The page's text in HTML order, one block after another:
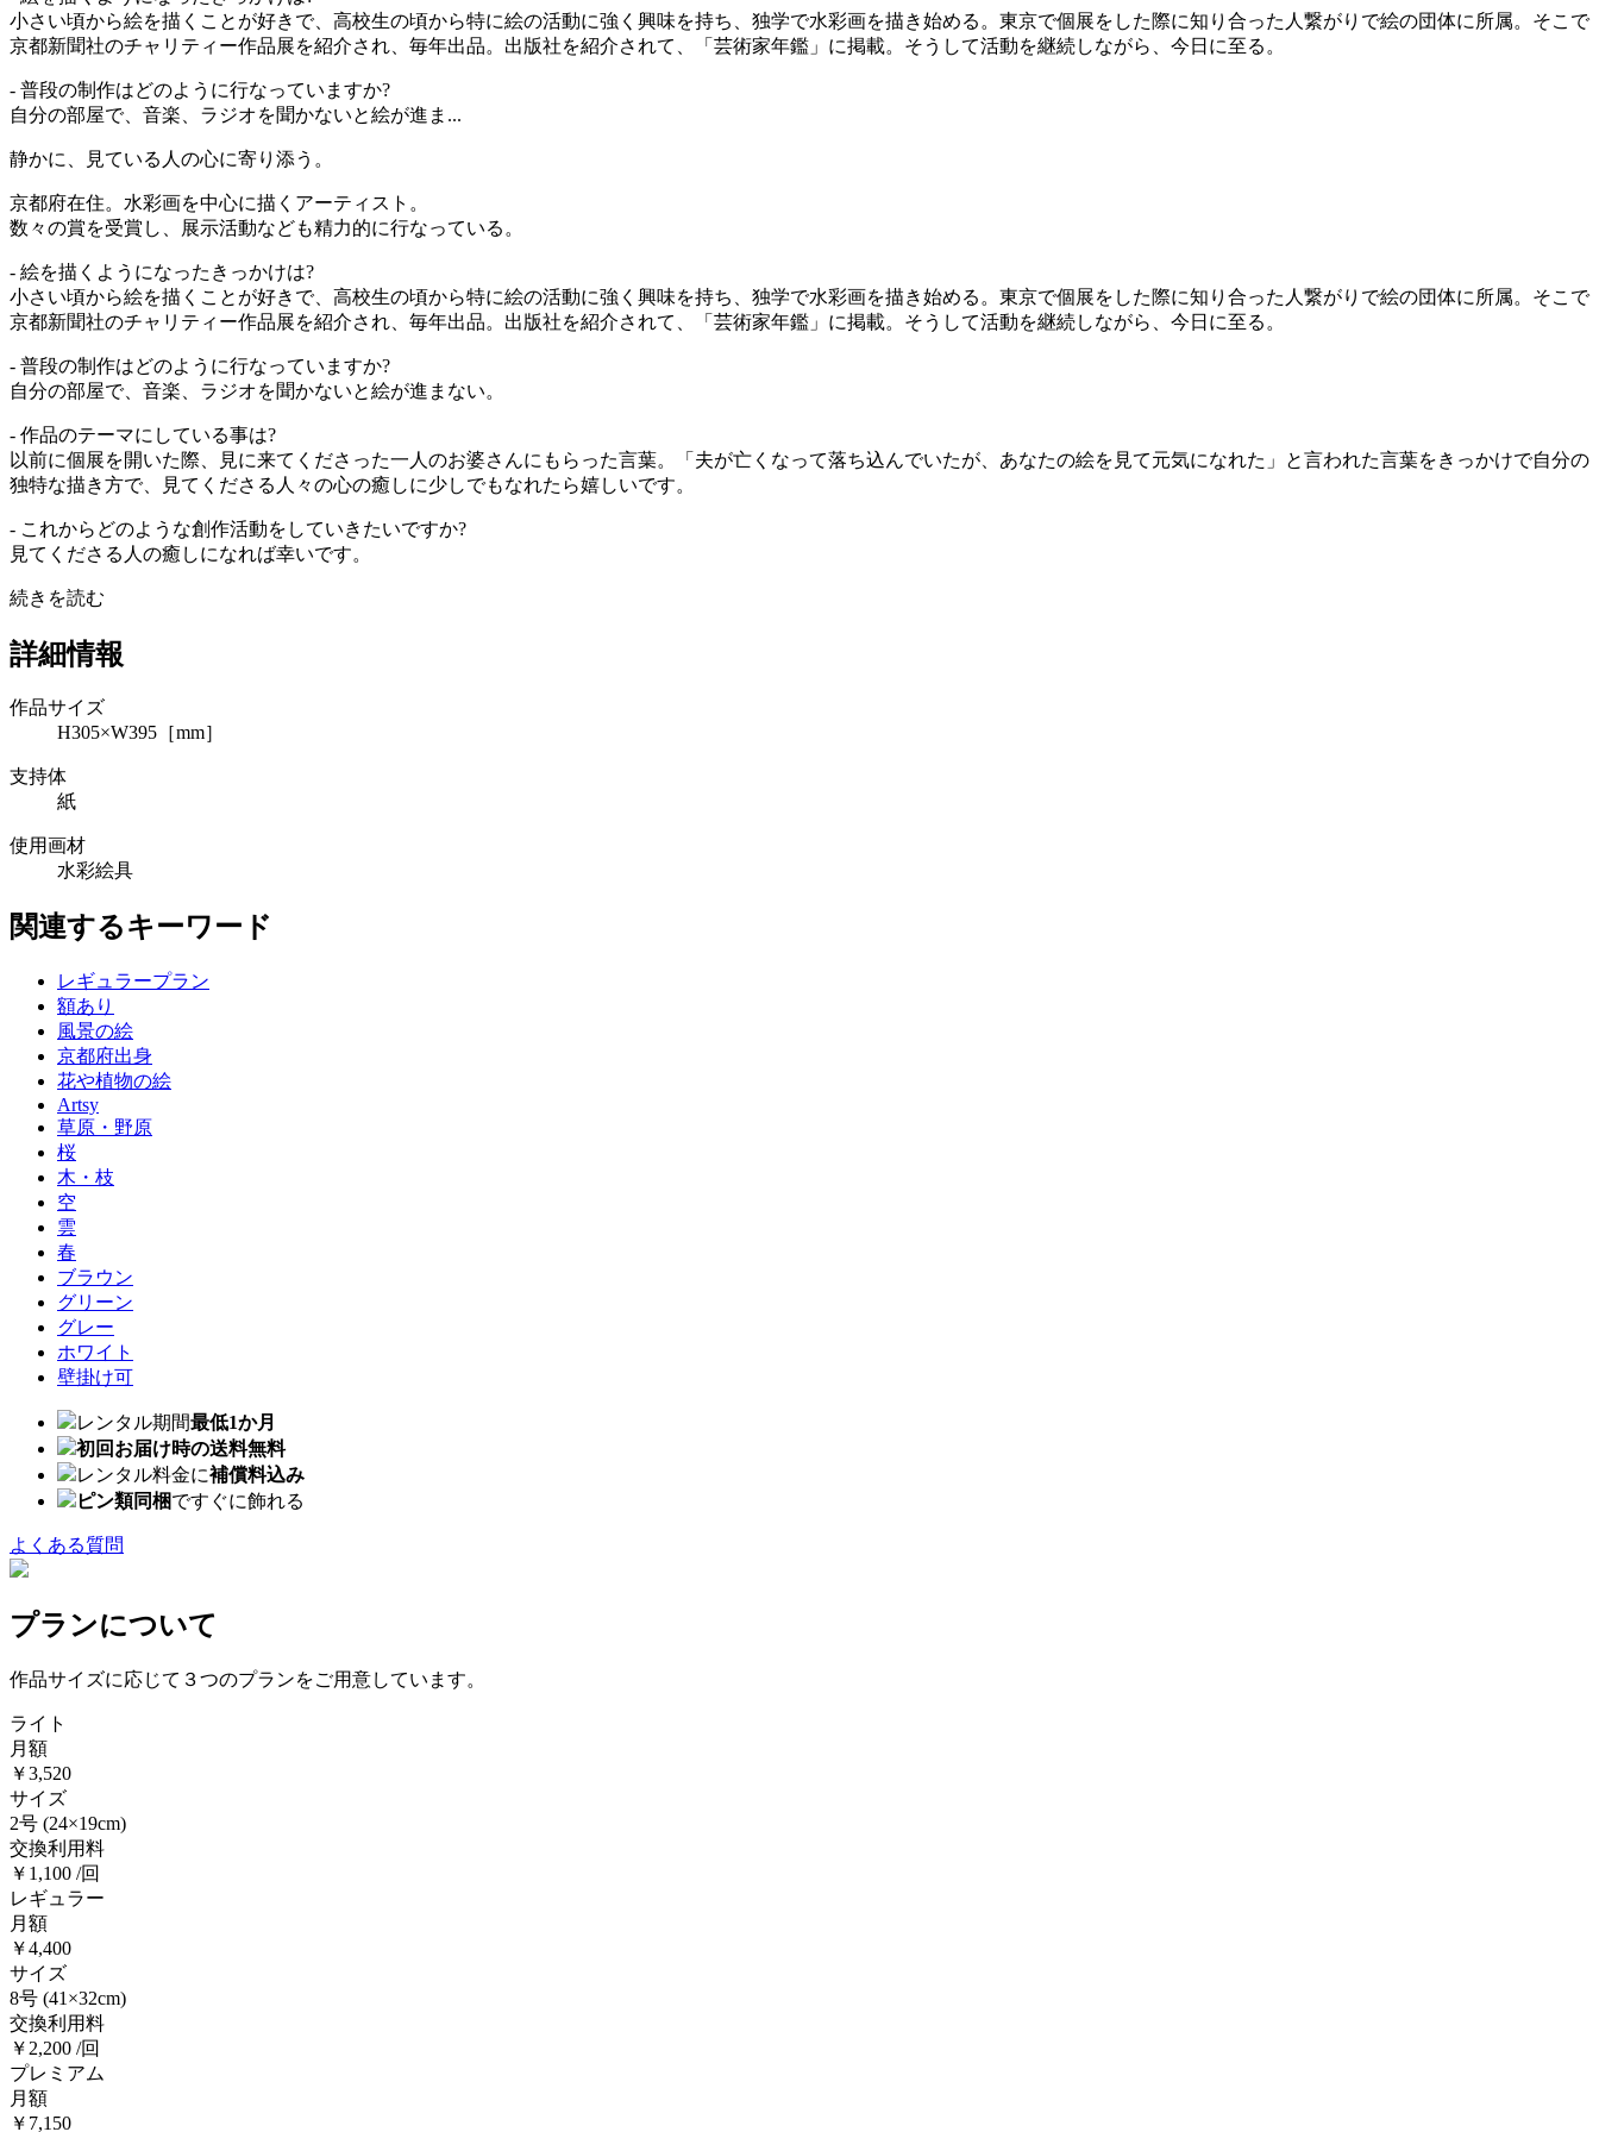
小さい頃から絵を描くことが好きで、高校生の頃から特に絵の活動に強く興味を持ち、独学で水彩画を描き始める。東京で個展をした際に知り合った人繋がりで絵の団体に所属。そこで
京都新聞社のチャリティー作品展を紹介され、毎年出品。出版社を紹介されて、「芸術家年鑑」に掲載。そうして活動を継続しながら、今日に至る。
- 普段の制作はどのように行なっていますか?
自分の部屋で、音楽、ラジオを聞かないと絵が進ま...
静かに、見ている人の心に寄り添う。
京都府在住。水彩画を中心に描くアーティスト。
数々の賞を受賞し、展示活動なども精力的に行なっている。
- 絵を描くようになったきっかけは?
小さい頃から絵を描くことが好きで、高校生の頃から特に絵の活動に強く興味を持ち、独学で水彩画を描き始める。東京で個展をした際に知り合った人繋がりで絵の団体に所属。そこで
京都新聞社のチャリティー作品展を紹介され、毎年出品。出版社を紹介されて、「芸術家年鑑」に掲載。そうして活動を継続しながら、今日に至る。
- 普段の制作はどのように行なっていますか?
自分の部屋で、音楽、ラジオを聞かないと絵が進まない。
- 作品のテーマにしている事は?
以前に個展を開いた際、見に来てくださった一人のお婆さんにもらった言葉。「夫が亡くなって落ち込んでいたが、あなたの絵を見て元気になれた」と言われた言葉をきっかけで自分の
独特な描き方で、見てくださる人々の心の癒しに少しでもなれたら嬉しいです。
- これからどのような創作活動をしていきたいですか?
見てくださる人の癒しになれば幸いです。
続きを読む
詳細情報
作品サイズ
H305×W395［mm］
支持体
紙
使用画材
水彩絵具
関連するキーワード
レギュラープラン
額あり
風景の絵
京都府出身
花や植物の絵
Artsy
草原・野原
桜
木・枝
空
雲
春
ブラウン
グリーン
グレー
ホワイト
壁掛け可
レンタル期間最低1か月
初回お届け時の送料無料
レンタル料金に補償料込み
ピン類同梱ですぐに飾れる
よくある質問
プランについて
作品サイズに応じて３つのプランをご用意しています。
ライト
月額
￥3,520
サイズ
2号 (24×19cm)
交換利用料
￥1,100 /回
レギュラー
月額
￥4,400
サイズ
8号 (41×32cm)
交換利用料
￥2,200 /回
プレミアム
月額
￥7,150